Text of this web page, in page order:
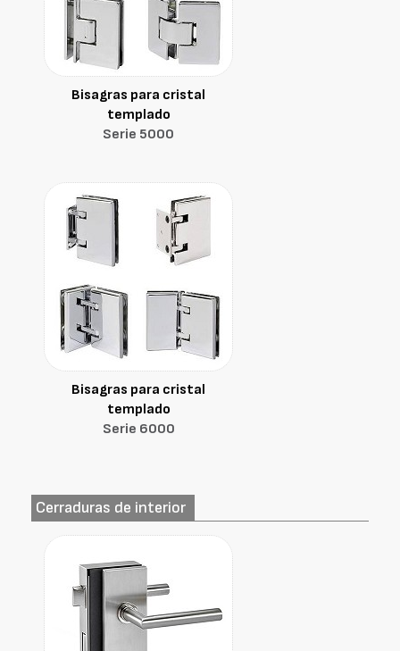
Bisagras para cristal
templado
Serie 5000
Bisagras para cristal
templado
Serie 6000
Cerraduras de interior